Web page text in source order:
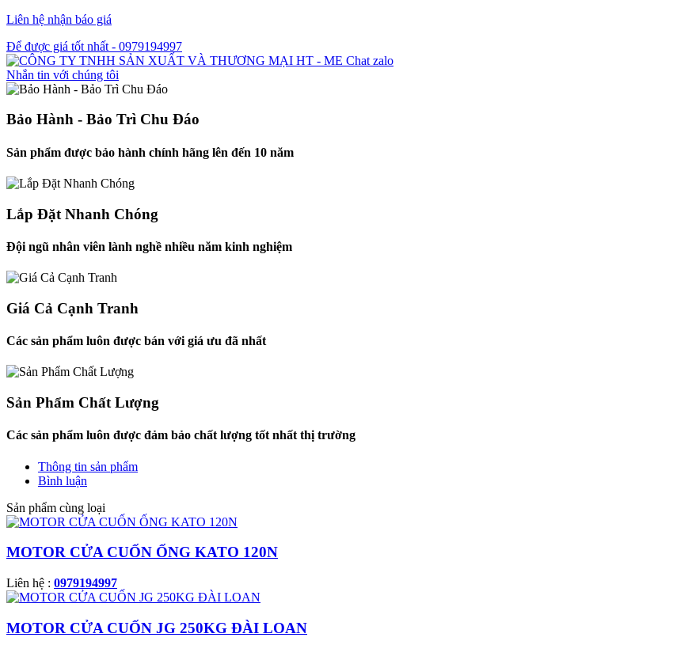
Liên hệ nhận báo giá
Để được giá tốt nhất - 0979194997
Chat zalo
Nhắn tin với chúng tôi
Bảo Hành - Bảo Trì Chu Đáo
Sản phẩm được bảo hành chính hãng lên đến 10 năm
Lắp Đặt Nhanh Chóng
Đội ngũ nhân viên lành nghề nhiều năm kinh nghiệm
Giá Cả Cạnh Tranh
Các sản phẩm luôn được bán với giá ưu đã nhất
Sản Phẩm Chất Lượng
Các sản phẩm luôn được đảm bảo chất lượng tốt nhất thị trường
Thông tin sản phẩm
Bình luận
Sản phẩm cùng loại
MOTOR CỬA CUỐN ỐNG KATO 120N
Liên hệ : 0979194997
MOTOR CỬA CUỐN JG 250KG ĐÀI LOAN